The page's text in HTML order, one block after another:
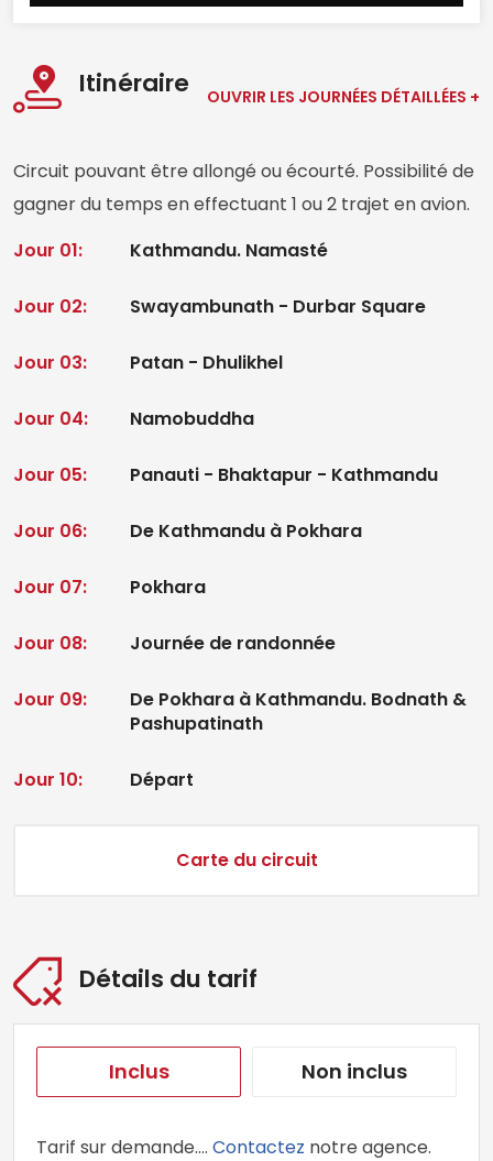
Itinéraire OUVRIR LES JOURNÉES DÉTAILLÉES +
Circuit pouvant être allongé ou écourté. Possibilité de
gagner du temps en effectuant 1 ou 2 trajet en avion.
Jour 01:
Kathmandu. Namasté
Jour 02: Swayambunath - Durbar Square
Jour 03: Patan - Dhulikhel
Jour 04: Namobuddha
Jour 05: Panauti - Bhaktapur - Kathmandu
Jour 06: De Kathmandu à Pokhara
Jour 07: Pokhara
Jour 08: Journée de randonnée
Jour 09:
De Pokhara à Kathmandu. Bodnath &
Pashupatinath
Jour 10: Départ
Carte du circuit
Détails du tarif
Inclus Non inclus
Tarif sur demande…. Contactez notre agence.